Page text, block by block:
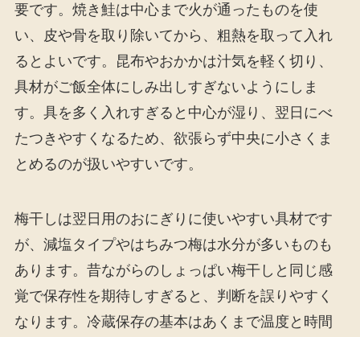
要です。焼き鮭は中心まで火が通ったものを使
い、皮や骨を取り除いてから、粗熱を取って入れ
るとよいです。昆布やおかかは汁気を軽く切り、
具材がご飯全体にしみ出しすぎないようにしま
す。具を多く入れすぎると中心が湿り、翌日にべ
たつきやすくなるため、欲張らず中央に小さくま
とめるのが扱いやすいです。
梅干しは翌日用のおにぎりに使いやすい具材です
が、減塩タイプやはちみつ梅は水分が多いものも
あります。昔ながらのしょっぱい梅干しと同じ感
覚で保存性を期待しすぎると、判断を誤りやすく
なります。冷蔵保存の基本はあくまで温度と時間